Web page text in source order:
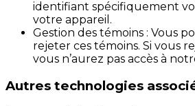
identifiant spécifiquement
votre appareil.
Gestion des témoins : Vous
rejeter ces témoins. Si vous
vous n’aurez pas accès à
Autres technologies